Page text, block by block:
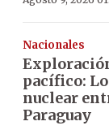
Nacionales
pacífico:
nuclear
Paraguay